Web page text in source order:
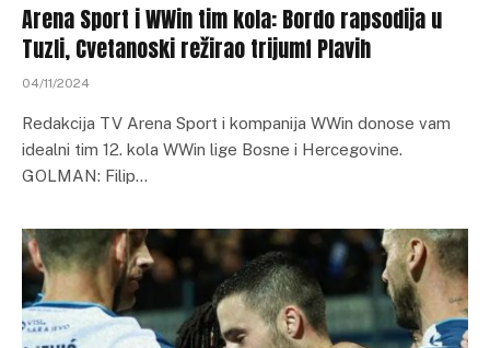
Arena Sport i WWin tim kola: Bordo rapsodija u
Tuzli, Cvetanoski režirao trijumf Plavih
04/11/2024
Redakcija TV Arena Sport i kompanija WWin donose vam
idealni tim 12. kola WWin lige Bosne i Hercegovine.
GOLMAN: Filip…